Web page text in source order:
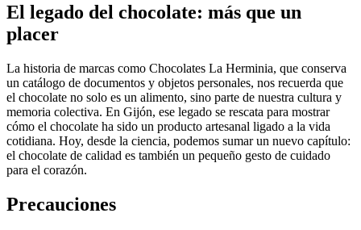
El legado del chocolate: más que un
placer
La historia de marcas como Chocolates La Herminia, que conserva
un catálogo de documentos y objetos personales, nos recuerda que
el chocolate no solo es un alimento, sino parte de nuestra cultura y
memoria colectiva. En Gijón, ese legado se rescata para mostrar
cómo el chocolate ha sido un producto artesanal ligado a la vida
cotidiana. Hoy, desde la ciencia, podemos sumar un nuevo capítulo:
el chocolate de calidad es también un pequeño gesto de cuidado
para el corazón.
Precauciones